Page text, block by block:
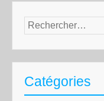
Rechercher :
Catégories